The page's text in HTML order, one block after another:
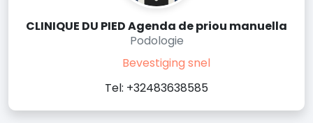
CLINIQUE DU PIED Agenda de priou manuella
Podologie
Bevestiging snel
Tel: +32483638585